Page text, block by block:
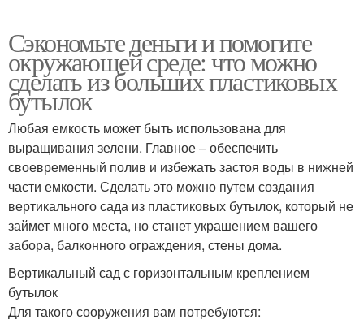
Сэкономьте деньги и помогите
окружающей среде: что можно
сделать из больших пластиковых
бутылок
Любая емкость может быть использована для
выращивания зелени. Главное – обеспечить
своевременный полив и избежать застоя воды в нижней
части емкости. Сделать это можно путем создания
вертикального сада из пластиковых бутылок, который не
займет много места, но станет украшением вашего
забора, балконного ограждения, стены дома.
Вертикальный сад с горизонтальным креплением
бутылок
Для такого сооружения вам потребуются: